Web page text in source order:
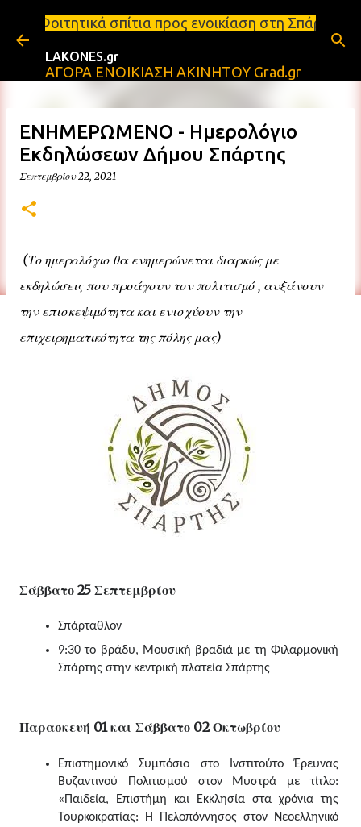
Μετάβαση στο κύριο περιεχόμενο
προς ενοικίαση στη Σπάρτη Ενοικιάσεις
LAKONES.gr
ΑΓΟΡΑ ΕΝΟΙΚΙΑΣΗ ΑΚΙΝΗΤΟΥ Grad.gr
ΕΝΗΜΕΡΩΜΕΝΟ - Ημερολόγιο
Εκδηλώσεων Δήμου Σπάρτης
Σεπτεμβρίου 22, 2021
(Το ημερολόγιο θα ενημερώνεται διαρκώς με
εκδηλώσεις που προάγουν τον πολιτισμό , αυξάνουν
την επισκεψιμότητα και ενισχύουν την
επιχειρηματικότητα της πόλης μας)
Σάββατο 25 Σεπτεμβρίου
Σπάρταθλον
9:30 το βράδυ, Μουσική βραδιά με τη Φιλαρμονική
Σπάρτης στην κεντρική πλατεία Σπάρτης
Παρασκευή 01 και Σάββατο 02 Οκτωβρίου
Επιστημονικό Συμπόσιο στο Ινστιτούτο Έρευνας
Βυζαντινού Πολιτισμού στον Μυστρά με τίτλο:
«Παιδεία, Επιστήμη και Εκκλησία στα χρόνια της
Τουρκοκρατίας: Η Πελοπόννησος στον Νεοελληνικό